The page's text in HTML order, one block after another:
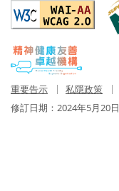
重要告示 私隱政策
修訂日期： 2024年5月20日